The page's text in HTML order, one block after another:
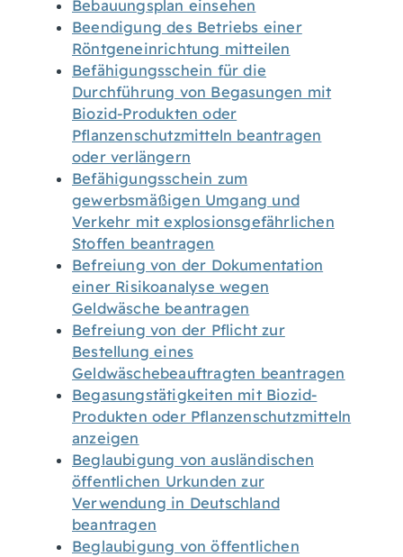
Bebauungsplan einsehen
Beendigung des Betriebs einer
Röntgeneinrichtung mitteilen
Befähigungsschein für die
Durchführung von Begasungen mit
Biozid-Produkten oder
Pflanzenschutzmitteln beantragen
oder verlängern
Befähigungsschein zum
gewerbsmäßigen Umgang und
Verkehr mit explosionsgefährlichen
Stoffen beantragen
Befreiung von der Dokumentation
einer Risikoanalyse wegen
Geldwäsche beantragen
Befreiung von der Pflicht zur
Bestellung eines
Geldwäschebeauftragten beantragen
Begasungstätigkeiten mit Biozid-
Produkten oder Pflanzenschutzmitteln
anzeigen
Beglaubigung von ausländischen
öffentlichen Urkunden zur
Verwendung in Deutschland
beantragen
Beglaubigung von öffentlichen